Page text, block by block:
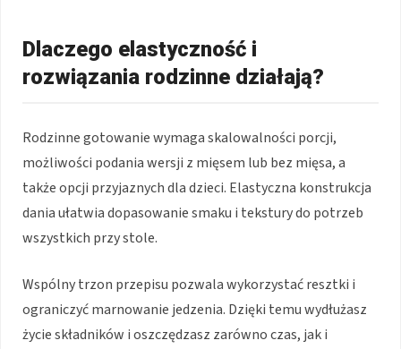
Dlaczego elastyczność i
rozwiązania rodzinne działają?
Rodzinne gotowanie wymaga skalowalności porcji,
możliwości podania wersji z mięsem lub bez mięsa, a
także opcji przyjaznych dla dzieci. Elastyczna konstrukcja
dania ułatwia dopasowanie smaku i tekstury do potrzeb
wszystkich przy stole.
Wspólny trzon przepisu pozwala wykorzystać resztki i
ograniczyć marnowanie jedzenia. Dzięki temu wydłużasz
życie składników i oszczędzasz zarówno czas, jak i